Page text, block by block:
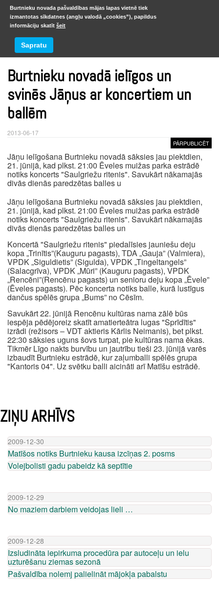
Jaunumi
Burtnieku novadā ielīgos un
svinēs Jāņus ar koncertiem un
ballēm
2013-06-17
PĀRPUBLICĒT
Jāņu ielīgošana Burtnieku novadā sāksies jau piektdien,
21. jūnijā, kad plkst. 21:00 Ēveles muižas parka estrādē
notiks koncerts "Saulgriežu ritenis". Savukārt nākamajās
divās dienās paredzētas balles u
Jāņu ielīgošana Burtnieku novadā sāksies jau piektdien,
21. jūnijā, kad plkst. 21:00 Ēveles muižas parka estrādē
notiks koncerts "Saulgriežu ritenis". Savukārt nākamajās
divās dienās paredzētas balles un
Koncertā "Saulgriežu ritenis" piedalīsies jauniešu deju
kopa „Trinītis”(Kauguru pagasts), TDA „Gauja” (Valmiera),
VPDK „Siguldietis” (Sigulda), VPDK „Tingeltangels”
(Salacgrīva), VPDK „Mūri” (Kauguru pagasts), VPDK
„Rencēni”(Rencēnu pagasts) un senioru deju kopa „Ēvele”
(Ēveles pagasts). Pēc koncerta notiks balle, kurā lustīgus
dančus spēlēs grupa „Bums” no Cēsīm.
Savukārt 22. jūnijā Rencēnu kultūras nama zālē būs
iespēja pēdējoreiz skatīt amatierteātra lugas "Sprīdītis"
izrādi (režisors – VDT aktieris Kārlis Neimanis), bet plkst.
22:30 sāksies uguns šovs turpat, pie kultūras nama ēkas.
Tikmēr Līgo nakts burvību un jautrību tieši 23. jūnijā varēs
izbaudīt Burtnieku estrādē, kur zaļumballi spēlēs grupa
"Kantoris 04". Uz svētku balli aicināti arī Matīšu estrādē.
ZIŅU ARHĪVS
2009-12-30
Matīšos notiks Burtnieku kausa izcīņas 2. posms
Volejbolisti gadu pabeidz kā septītie
2009-12-29
No maziem darbiem veidojas lieli …
2009-12-28
Izsludināta iepirkuma procedūra par autoceļu un ielu
uzturēšanu ziemas sezonā
Pašvaldība nolemj palielināt mājokļa pabalstu
Burtnieku novada pašvaldības mājas lapas vietnē tiek
izmantotas sīkdatnes (angļu valodā „cookies”), papildus
informāciju skatīt šeit
Sapratu